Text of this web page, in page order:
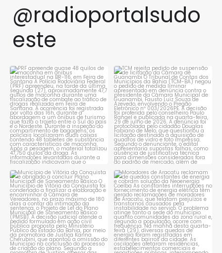
@radioportalsudo
este
PRF apreende quase 48 quilos
de maconha em ônibus...
1 0
TCM rejeita pedido de
suspensão de licitação da...
1 0
Município de Vitória da
Conquista é obrigado a...
1 0
Moradores de Aracatu
reclamam de quedas
constantes ...
1 0